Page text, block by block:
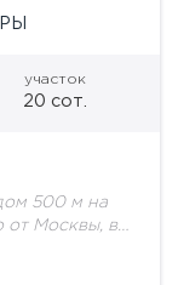
участок
20 сот.
500 м на
от Москвы, в
1...